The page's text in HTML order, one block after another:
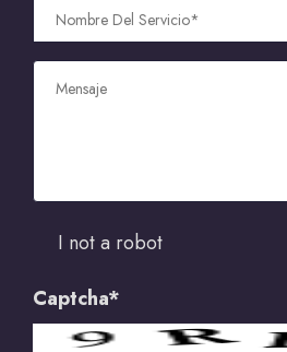
I not a robot
Captcha*